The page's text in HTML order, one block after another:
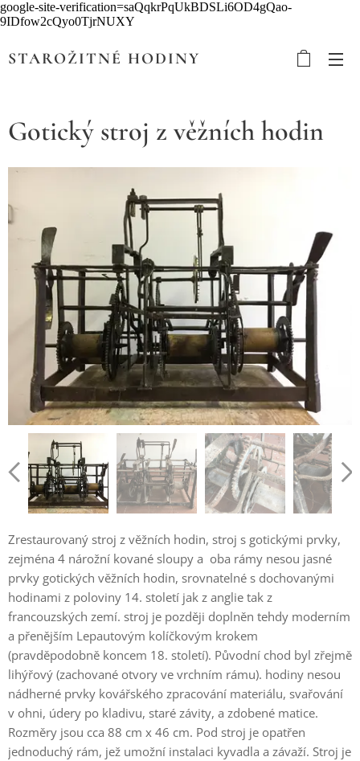
google-site-verification=saQqkrPqUkBDSLi6OD4gQao-
9IDfow2cQyo0TjrNUXY
STAROŽITNÉ HODINY
Gotický stroj z věžních hodin
Zrestaurovaný stroj z věžních hodin, stroj s gotickými prvky,
zejména 4 nárožní kované sloupy a oba rámy nesou jasné
prvky gotických věžních hodin, srovnatelné s dochovanými
hodinami z poloviny 14. století jak z anglie tak z
francouzských zemí. stroj je později doplněn tehdy moderním
a přenějším Lepautovým kolíčkovým krokem
(pravděpodobně koncem 18. století). Původní chod byl zřejmě
lihýřový (zachované otvory ve vrchním rámu). hodiny nesou
nádherné prvky kovářského zpracování materiálu, svařování
v ohni, údery po kladivu, staré závity, a zdobené matice.
Rozměry jsou cca 88 cm x 46 cm. Pod stroj je opatřen
jednoduchý rám, jež umožní instalaci kyvadla a závaží. Stroj je